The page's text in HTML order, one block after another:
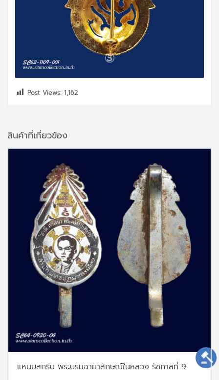
Post Views: 1,162
สินค้าที่เกี่ยวข้อง
แหนบสกรีน พระบรมฉายาลักษณ์ในหลวง รัชกาลที่ 9